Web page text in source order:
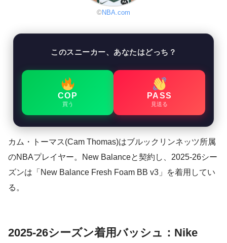
©NBA.com
このスニーカー、あなたはどっち？
COP
買う
PASS
見送る
カム・トーマス(Cam Thomas)はブルックリンネッツ所属
のNBAプレイヤー。New Balanceと契約し、2025-26シー
ズンは「New Balance Fresh Foam BB v3」を着用してい
る。
2025-26シーズン着用バッシュ：Nike